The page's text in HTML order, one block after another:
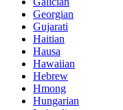
Georgian
Gujarati
Haitian
Hausa
Hawaiian
Hebrew
Hmong
Hungarian